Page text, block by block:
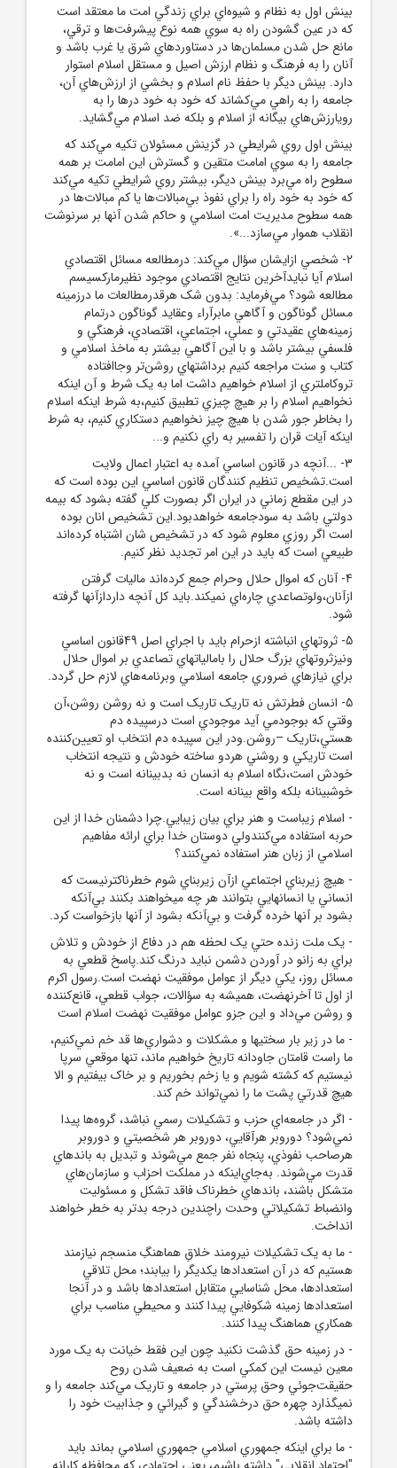
بينش اول به نظام و شيوه‌اي براي زندگي امت ما معتقد است
که در عين گشودن راه به سوي همه نوع پيشرفت‌ها و ترقي،
مانع حل شدن مسلمان‌ها در دستاوردهاي شرق يا غرب باشد و
آنان را به فرهنگ و نظام ارزش اصيل و مستقل اسلام استوار
دارد. بينش ديگر با حفظ نام اسلام و بخشي از ارزش‌هاي آن،
جامعه را به راهي مي‌کشاند که خود به خود درها را به
رويارزش‌هاي بيگانه از اسلام و بلکه ضد اسلام مي‌گشايد.
بينش اول روي شرايطي در گزينش مسئولان تکيه مي‌کند که
جامعه را به سوي امامت متقين و گسترش اين امامت بر همه
سطوح راه مي‌برد بينش ديگر، بيشتر روي شرايطي تکيه مي‌کند
که خود به خود راه را براي نفوذ بي‌مبالات‌ها يا کم مبالات‌ها در
همه سطوح مديريت امت اسلامي و حاکم شدن آنها بر سرنوشت
انقلاب هموار مي‌سازد...».
2- شخصي ازايشان سؤال مي‌کند: درمطالعه مسائل اقتصادي
اسلام آيا نبايدآخرين نتايج اقتصادي موجود نظيرمارکسيسم
مطالعه شود؟ مي‌فرمايد: بدون شک هرقدرمطالعات ما درزمينه
مسائل گوناگون و آگاهي مابرآراء وعقايد گوناگون درتمام
زمينه‌هاي عقيدتي و عملي، اجتماعي، اقتصادي، فرهنگي و
فلسفي بيشتر باشد و با اين آگاهي بيشتر به ماخذ اسلامي و
کتاب و سنت مراجعه کنيم برداشتهاي روشن‌تر وجاافتاده
تروکاملتري از اسلام خواهيم داشت اما به يک شرط و آن اينکه
نخواهيم اسلام را بر هيچ چيزي تطبيق کنيم،به شرط اينکه اسلام
را بخاطر جور شدن با هيچ چيز نخواهيم دستکاري کنيم، به شرط
اينکه آيات قران را تفسير به راي نکنيم و...
3- ...آنچه در قانون اساسي آمده به اعتبار اعمال ولايت
است.تشخيص تنظيم کنندگان قانون اساسي اين بوده است که
در اين مقطع زماني در ايران اگر بصورت کلي گفته بشود که بيمه
دولتي باشد به سودجامعه خواهدبود.اين تشخيص انان بوده
است اگر روزي معلوم شود که در تشخيص شان اشتباه کرده‌اند
طبيعي است که بايد در اين امر تجديد نظر کنيم.
4- آنان که اموال حلال وحرام جمع کرده‌اند ماليات گرفتن
ازآنان،ولوتصاعدي چاره‌اي نميکند.بايد کل آنچه داردازآنها گرفته
شود.
5- ثروتهاي انباشته ازحرام بايد با اجراي اصل 49قانون اساسي
ونيزثروتهاي بزرگ حلال را بامالياتهاي تصاعدي بر اموال حلال
براي نيازهاي ضروري جامعه اسلامي وبرنامه‌هاي لازم حل گردد.
5- انسان فطرتش نه تاريک تاريک است و نه روشن روشن،آن
وقتي که بوجودمي آيد موجودي است درسپيده دم
هستي،تاريک –روشن.ودر اين سپيده دم انتخاب او تعيين‌کننده
است تاريکي و روشني هردو ساخته خودش و نتيجه انتخاب
خودش است،نگاه اسلام به انسان نه بدبينانه است و نه
خوشبينانه بلکه واقع بينانه است.
- اسلام زيباست و هنر براي بيان زيبايي.چرا دشمنان خدا از اين
حربه استفاده مي‌کنندولي دوستان خدا براي ارائه مفاهيم
اسلامي از زبان هنر استفاده نمي‌کنند؟
- ‌هيچ زيربناي اجتماعي ازآن زيربناي شوم خطرناکترنيست که
انساني يا انسانهايي بتوانند هر چه ميخواهند بکنند بي‌آنکه
بشود بر آنها خرده گرفت و بي‌آنکه بشود از آنها بازخواست کرد.
- ‌يک ملت زنده حتي يک لحظه هم در دفاع از خودش و تلاش
براي به زانو در آوردن دشمن نبايد درنگ کند.‌پاسخ قطعي به
مسائل روز، يکي ديگر از عوامل موفقيت نهضت است.رسول اکرم
از اول تا آخرنهضت، هميشه به سؤالات، جواب قطعي، قانع‌کننده
و روشن مي‌داد و اين جزو عوامل موفقيت نهضت اسلام است
- ما در زير بار سختيها و مشکلات و دشواري‌ها قد خم نمي‌کنيم،
ما راست قامتان جاودانه تاريخ خواهيم ماند، تنها موقعي سرپا
نيستيم که کشته شويم و يا زخم بخوريم و بر خاک بيفتيم و الا
هيچ قدرتي پشت ما را نمي‌تواند خم کند.
- اگر در جامعه‌اي حزب و تشکيلات رسمي نباشد، گروه‌ها پيدا
نمي‌شود؟ دوروبر هرآقايي، دوروبر هر شخصيتي و دوروبر
هرصاحب نفوذي، پنجاه نفر جمع مي‌شوند و تبديل به باندهاي
قدرت مي‌شوند. به‌جاي‌اينکه در مملکت احزاب و سازمان‌هاي
متشکل باشند، باندهاي خطرناک فاقد تشکل و مسئوليت
وانضباط تشکيلاتي وحدت راچندين درجه بدتر به خطر خواهند
انداخت.
- ما به يک تشکيلات نيرومند خلاقِ هماهنگِ منسجم نيازمند
هستيم که در آن استعدادها يکديگر را بيابند؛ محل تلاقي
استعدادها، محل شناسايي متقابل استعدادها باشد و در آنجا
استعدادها زمينه شکوفايي پيدا کنند و محيطي مناسب براي
همکاري هماهنگ پيدا کنند.
- در زمينه حق گذشت نکنيد چون اين فقط خيانت به يک مورد
معين نيست اين کمکي است به ضعيف شدن روح
حقيقت‌جوئي وحق پرستي در جامعه و تاريک مي‌کند جامعه را و
نميگذارد چهره حق درخشندگي و گيرائي و جذابيت خود را
داشته باشد.
- ما براي اينکه جمهوري اسلامي جمهوري اسلامي بماند بايد